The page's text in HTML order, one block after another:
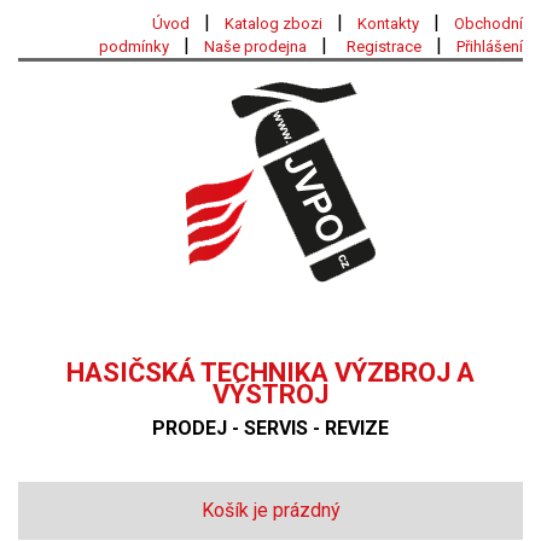
Úvod | Katalog zbozi | Kontakty |
Obchodní
podmínky
| Naše prodejna | Registrace | Přihlášení
HASIČSKÁ TECHNIKA VÝZBROJ A
VÝSTROJ
PRODEJ - SERVIS - REVIZE
Košík je prázdný